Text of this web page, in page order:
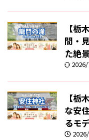
【栃
間・
た絶
【栃
な安
るモ